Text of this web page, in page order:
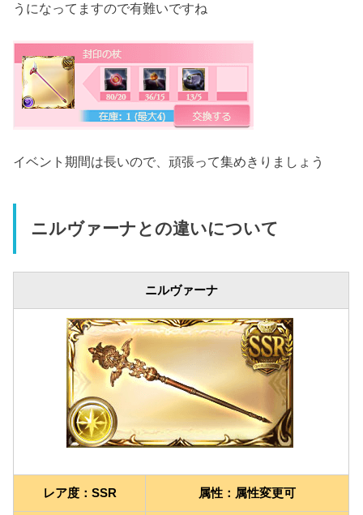
うになってますので有難いですね
イベント期間は長いので、頑張って集めきりましょう
ニルヴァーナとの違いについて
ニルヴァーナ
レア度：SSR 属性：属性変更可